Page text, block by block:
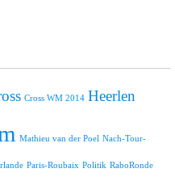
Cross WM 2014 Heerlen
Mathieu van der Poel Nach-Tour-
Paris-Roubaix Politik RaboRonde